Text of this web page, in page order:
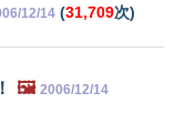
12/14 (31,709次)
🖼️ 2006/12/14